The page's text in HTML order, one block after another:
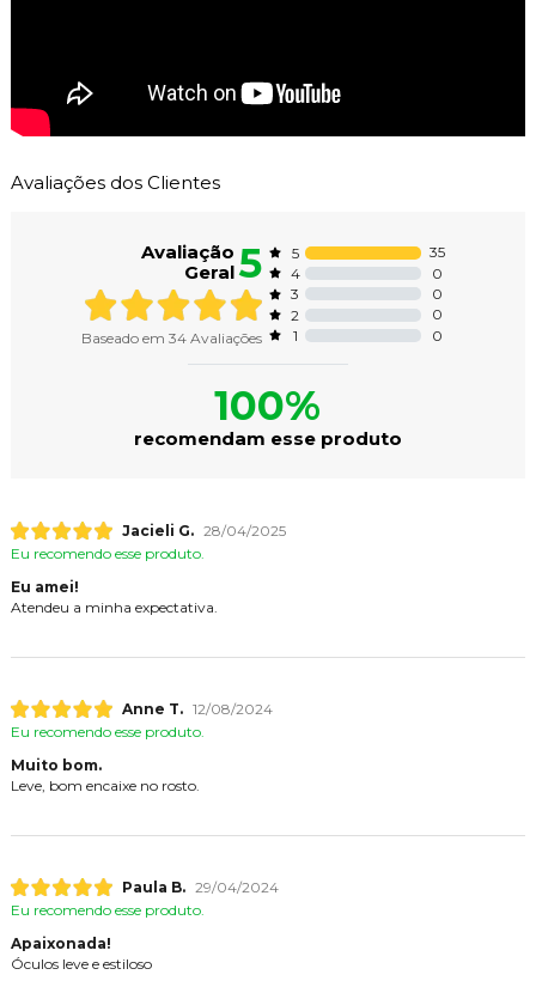
Avaliações dos Clientes
Avaliação
Geral5
Baseado em34 Avaliações
5
35
4
0
3
0
2
0
1
0
100%
recomendam esse produto
Jacieli G. 28/04/2025
Eu recomendo esse produto.
Eu amei!
Atendeu a minha expectativa.
Anne T. 12/08/2024
Eu recomendo esse produto.
Muito bom.
Leve, bom encaixe no rosto.
Paula B. 29/04/2024
Eu recomendo esse produto.
Apaixonada!
Óculos leve e estiloso